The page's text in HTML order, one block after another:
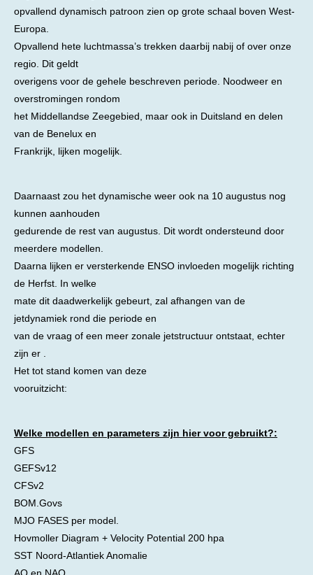
opvallend dynamisch patroon zien op grote schaal boven West-
Europa.
Opvallend hete luchtmassa’s trekken daarbij nabij of over onze
regio. Dit geldt
overigens voor de gehele beschreven periode. Noodweer en
overstromingen rondom
het Middellandse Zeegebied, maar ook in Duitsland en delen
van de Benelux en
Frankrijk, lijken mogelijk.
Daarnaast zou het dynamische weer ook na 10 augustus nog
kunnen aanhouden
gedurende de rest van augustus. Dit wordt ondersteund door
meerdere modellen.
Daarna lijken er versterkende ENSO invloeden mogelijk richting
de Herfst. In welke
mate dit daadwerkelijk gebeurt, zal afhangen van de
jetdynamiek rond die periode en
van de vraag of een meer zonale jetstructuur ontstaat, echter
zijn er .
Het tot stand komen van deze
vooruitzicht:
Welke modellen en parameters zijn hier voor gebruikt?:
GFS
GEFSv12
CFSv2
BOM.Govs
MJO FASES per model.
Hovmoller Diagram + Velocity Potential 200 hpa
SST Noord-Atlantiek Anomalie